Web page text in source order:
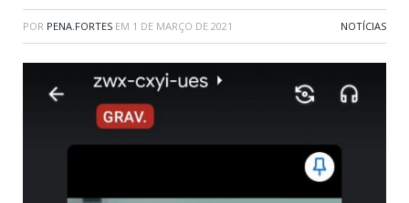
POR PENA.FORTES EM 1 DE MARÇO DE 2021 NOTÍCIAS